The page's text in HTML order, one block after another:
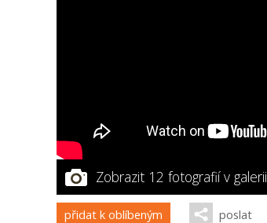
Zobrazit 12 fotografií v galerii
přidat k oblíbeným poslat